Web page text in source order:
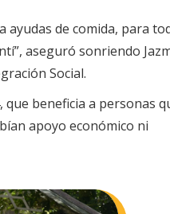
de comida, para
aseguró sonriendo
Social.
beneficia a personas
apoyo económico ni